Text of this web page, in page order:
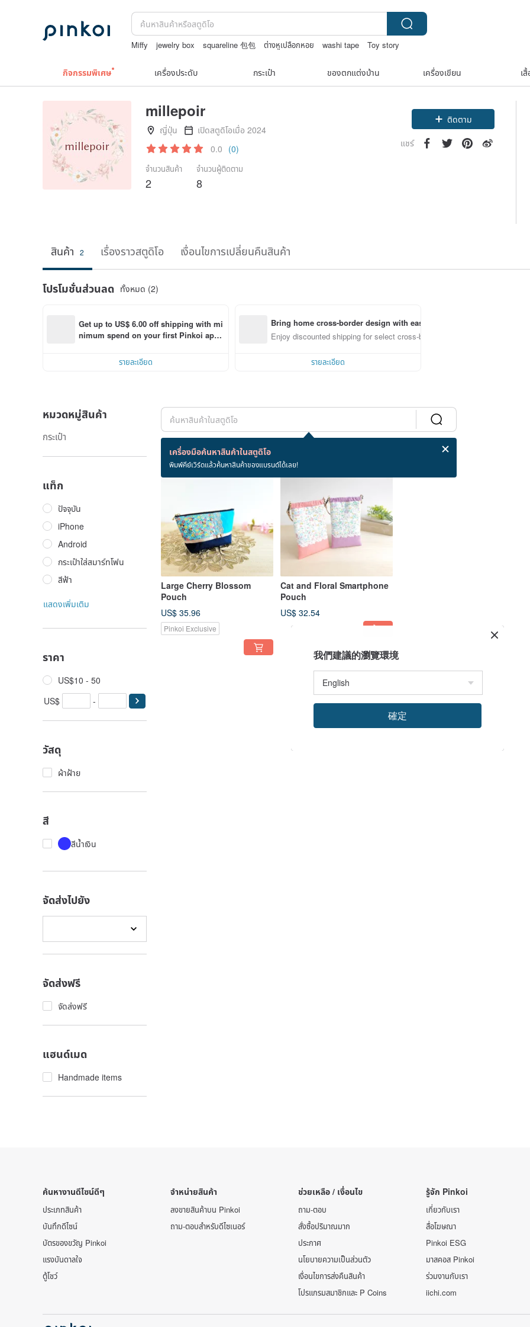
Miffy jewelry box squareline 包包 ต่างหูเปลือกหอย washi tape
Toy story
กิจกรรมพิเศษ เครื่องประดับ กระเป๋า ของตกแต่งบ้าน เครื่องเขียน เ
millepoir
ญี่ปุ่น
เปิดสตูดิโอเมื่อ 2024
0.0 (0)
จำนวนสินค้า
2
จำนวนผู้ติดตาม
8
ติดตาม
แชร์
สินค้า 2 เรื่องราวสตูดิโอ เงื่อนไขการเปลี่ยนคืนสินค้า
โปรโมชั่นส่วนลด ทั้งหมด (2)
Get up to US$ 6.00 off shipping with mi
nimum spend on your first Pinkoi app
รายละเอียด
Bring home cross-border design with ease
Enjoy discounted shipping for select cross-border items
รายละเอียด
หมวดหมู่สินค้า
กระเป๋า
แท็ก
ปัจจุบัน
iPhone
Android
กระเป๋าใส่สมาร์ทโฟน
สีฟ้า
แสดงเพิ่มเติม
ราคา
US$10 - 50
US$
-
วัสดุ
ผ้าฝ้าย
สี
สีน้ำเงิน
จัดส่งไปยัง
จัดส่งฟรี
จัดส่งฟรี
แฮนด์เมด
Handmade items
เครื่องมือค้นหาสินค้าในสตูดิโอ
พิมพ์คีย์เวิร์ดแล้วค้นหาสินค้าของแบรนด์ได้เลย!
สินค้า 2 ชิ้น
Large Cherry Blossom
Pouch
US$ 35.96
Pinkoi Exclusive
Cat and Floral Smartphone
Pouch
US$ 32.54
ค้นหางานดีไซน์ดีๆ
ประเภทสินค้า
บันทึกดีไซน์
บัตรของขวัญ Pinkoi
แรงบันดาลใจ
ตู้โชว์
จำหน่ายสินค้า
ลงขายสินค้าบน Pinkoi
ถาม-ตอบสำหรับดีไซเนอร์
ช่วยเหลือ / เงื่อนไข
ถาม-ตอบ
สั่งซื้อปริมาณมาก
ประกาศ
นโยบายความเป็นส่วนตัว
เงื่อนไขการส่งคืนสินค้า
โปรแกรมสมาชิกและ P Coins
รู้จัก Pinkoi
เกี่ยวกับเรา
สื่อโฆษณา
Pinkoi ESG
มาสคอส Pinkoi
ร่วมงานกับเรา
iichi.com
我們建議的瀏覽環境
確定